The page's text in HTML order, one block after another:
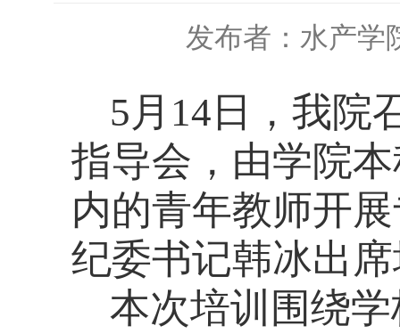
发布者：水产学
5月 14 日，我院
指导会，由学院
内的青年教师开
纪委书记韩冰出
本次培训围绕